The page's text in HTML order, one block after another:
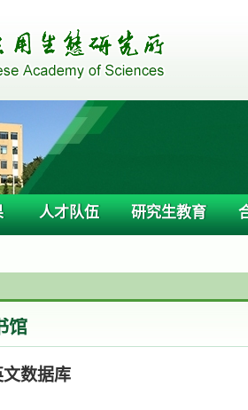
人才队伍 研究生教育
馆
文数据库